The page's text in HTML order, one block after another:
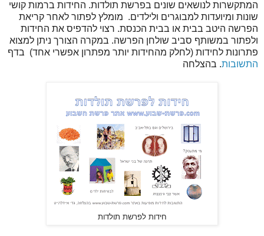
המתקשרות לנושאים שונים בפרשת תולדות. החידות ברמות קושי
שונות ומיועדות למבוגרים ולילדים. מומלץ לפתור לאחר קריאת
הפרשה היטב בבית או בבית הכנסת. רצוי להדפיס את החידות
ולפתור במשותף סביב שולחן הפרשה. במקרה הצורך ניתן למצוא
פתרונות לחידות (לחלק מהחידות יותר מפתרון אפשרי אחד) בדף
התשובות. בהצלחה
חידות לפרשת תולדות